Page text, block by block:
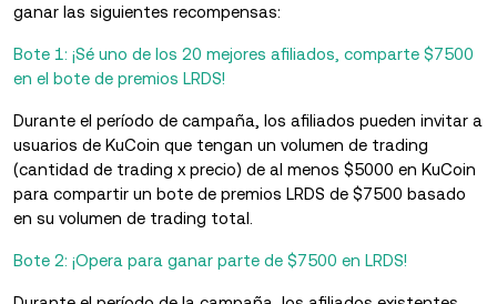
ganar las siguientes recompensas:
Bote 1: ¡Sé uno de los 20 mejores afiliados, comparte $7500
en el bote de premios LRDS!
Durante el período de campaña, los afiliados pueden invitar a
usuarios de KuCoin que tengan un volumen de trading
(cantidad de trading x precio) de al menos $5000 en KuCoin
para compartir un bote de premios LRDS de $7500 basado
en su volumen de trading total.
Bote 2: ¡Opera para ganar parte de $7500 en LRDS!